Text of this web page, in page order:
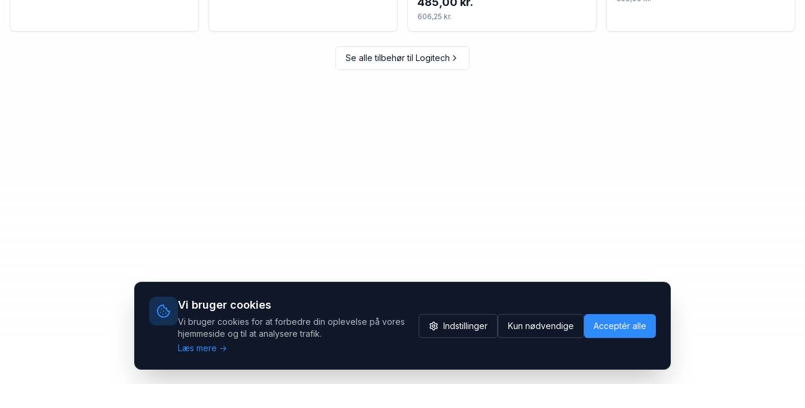
Vi bruger cookies
Vi bruger cookies for at forbedre din oplevelse på vores
hjemmeside og til at analysere trafik.
Læs mere →
Indstillinger Kun nødvendige Acceptér alle
606,25 kr.
Se alle tilbehør til Logitech